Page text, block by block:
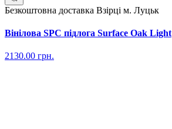
Безкоштовна доставка Взірці м. Луцьк
Вінілова SPC підлога Surface Oak Light
2130.00 грн.